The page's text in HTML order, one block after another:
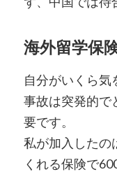
海外留学保
自分がいくら気
事故は突発的で
要です。
私が加入したの
くれる保険で